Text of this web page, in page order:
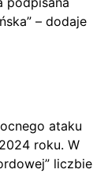
– dodaje
ataku
roku. W
liczbie